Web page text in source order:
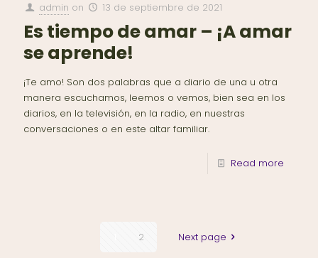
admin on 13 de septiembre de 2021
Es tiempo de amar – ¡A amar
se aprende!
¡Te amo! Son dos palabras que a diario de una u otra
manera escuchamos, leemos o vemos, bien sea en los
diarios, en la televisión, en la radio, en nuestras
conversaciones o en este altar familiar.
Read more
2 Next page